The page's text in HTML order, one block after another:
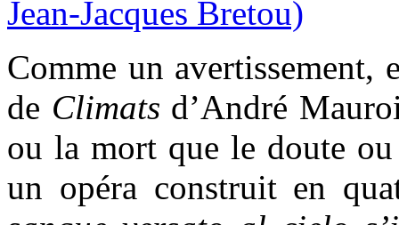
Comme un
de Climats d’André
ou la mort que le doute
un opéra construit en